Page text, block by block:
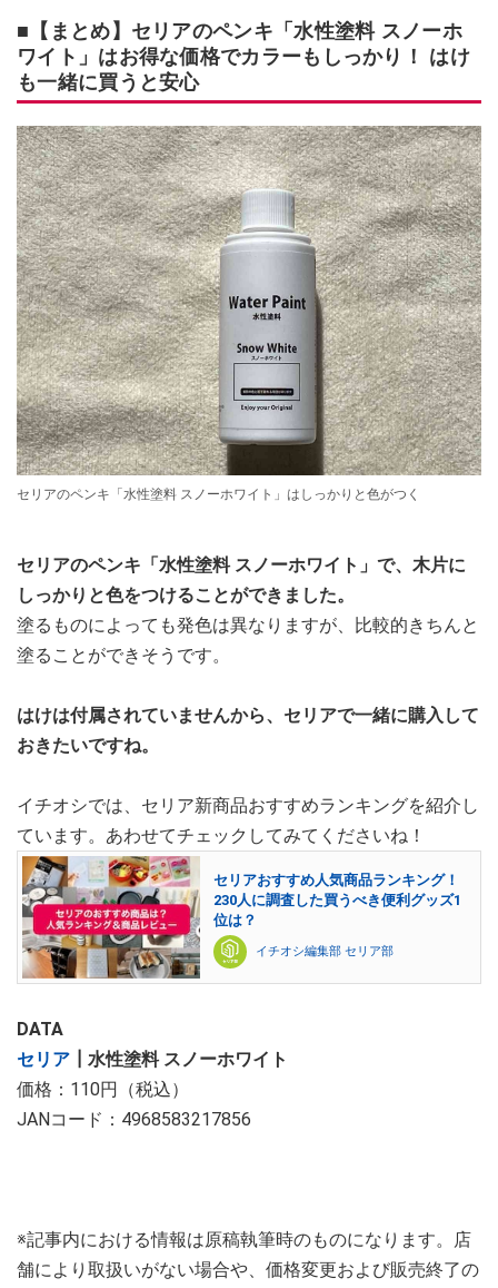
■【まとめ】セリアのペンキ「水性塗料 スノーホ
ワイト」はお得な価格でカラーもしっかり！ はけ
も一緒に買うと安心
セリアのペンキ「水性塗料 スノーホワイト」はしっかりと色がつく
セリアのペンキ「水性塗料 スノーホワイト」で、木片に
しっかりと色をつけることができました。
塗るものによっても発色は異なりますが、比較的きちんと
塗ることができそうです。
はけは付属されていませんから、セリアで一緒に購入して
おきたいですね。
イチオシでは、セリア新商品おすすめランキングを紹介し
ています。あわせてチェックしてみてくださいね！
セリアおすすめ人気商品ランキング！
230人に調査した買うべき便利グッズ1
位は？
イチオシ編集部 セリア部
DATA
セリア ┃水性塗料 スノーホワイト
価格：110円（税込）
JANコード：4968583217856
※記事内における情報は原稿執筆時のものになります。店
舗により取扱いがない場合や、価格変更および販売終了の